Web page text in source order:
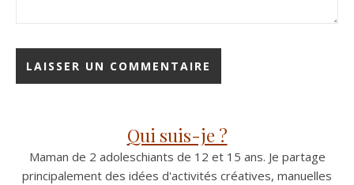
Qui suis-je ?
Maman de 2 adoleschiants de 12 et 15 ans. Je partage
principalement des idées d'activités créatives, manuelles